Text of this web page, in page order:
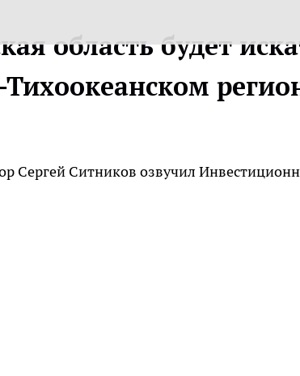
область будет
Сергей Ситников озвучил